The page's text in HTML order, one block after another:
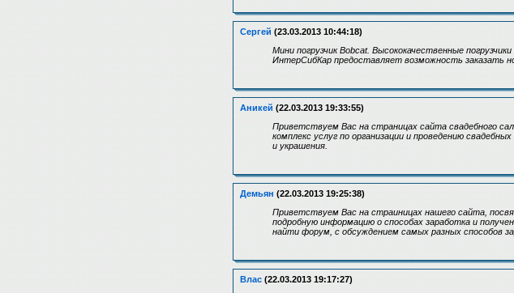
Сергей (23.03.2013 10:44:18)
Мини погрузчик Bobcat. Высококачественные
ИнтерСибКар предоставляет возможность заказать
Аникей (22.03.2013 19:33:55)
Приветствуем Вас на страницах сайта свадебного
комплекс услуг по организации и проведению
и украшения.
Демьян (22.03.2013 19:25:38)
Приветствуем Вас на страиницах нашего сайта,
подробную информацию о способах заработка и
найти форум, с обсуждением самых разных способов
Влас (22.03.2013 19:17:27)